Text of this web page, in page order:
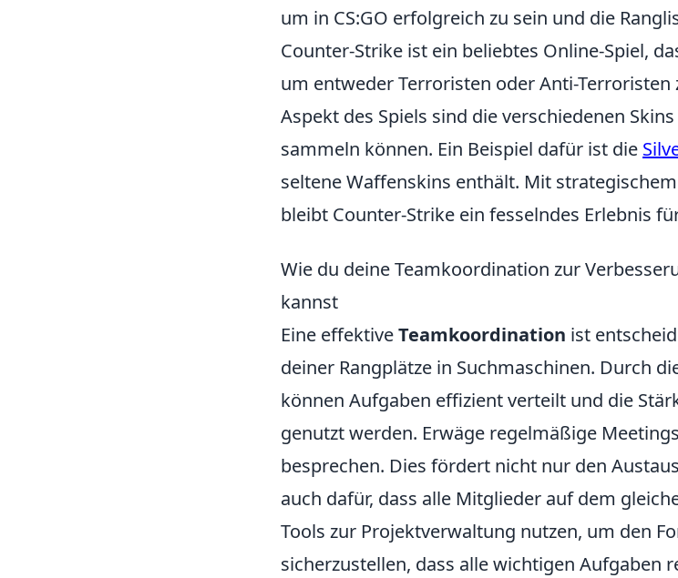
um in CS:GO erfolgreich zu sein und die
Counter-Strike ist ein beliebtes Online-Spiel,
um entweder Terroristen oder Anti-
Aspekt des Spiels sind die verschiedenen
sammeln können. Ein Beispiel dafür ist die
seltene Waffenskins enthält. Mit
bleibt Counter-Strike ein fesselndes Erlebnis
Wie du deine Teamkoordination zur
kannst
Eine effektiveTeamkoordination ist
deiner Rangplätze in Suchmaschinen. Durch
können Aufgaben effizient verteilt und die
genutzt werden. Erwäge regelmäßige
besprechen. Dies fördert nicht nur den
auch dafür, dass alle Mitglieder auf dem
Tools zur Projektverwaltung nutzen, um den
sicherzustellen, dass alle wichtigen Aufgaben